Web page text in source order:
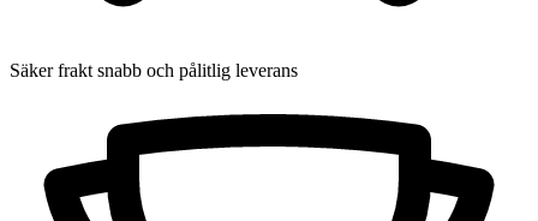
Säker frakt snabb och pålitlig leverans